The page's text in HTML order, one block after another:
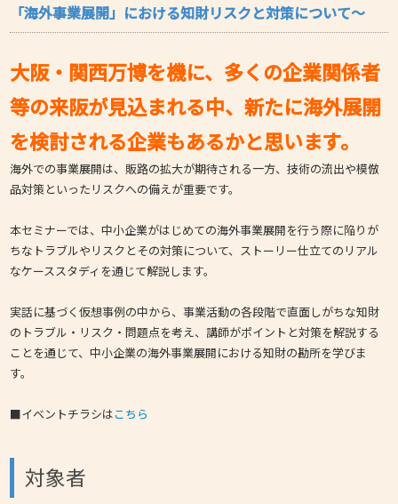
「海外事業展開」における知財リスクと対策について～
大阪・関西万博を機に、多くの企業関係者
等の来阪が見込まれる中、新たに海外展開
を検討される企業もあるかと思います。
海外での事業展開は、販路の拡大が期待される一方、技術の流出や模倣
品対策といったリスクへの備えが重要です。
本セミナーでは、中小企業がはじめての海外事業展開を行う際に陥りが
ちなトラブルやリスクとその対策について、ストーリー仕立てのリアル
なケーススタディを通じて解説します。
実話に基づく仮想事例の中から、事業活動の各段階で直面しがちな知財
のトラブル・リスク・問題点を考え、講師がポイントと対策を解説する
ことを通じて、中小企業の海外事業展開における知財の勘所を学びま
す。
■イベントチラシはこちら
対象者